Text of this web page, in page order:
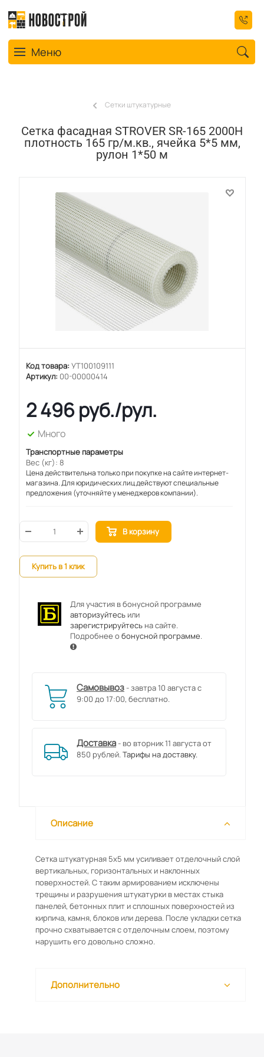
Toggle navigation
Меню
Сетки штукатурные
Сетка фасадная STROVER SR-165 2000Н
плотность 165 гр/м.кв., ячейка 5*5 мм,
рулон 1*50 м
Код товара: УТ100109111
Артикул: 00-00000414
2 496руб./рул.
Много
Транспортные параметры
Вес (кг): 8
Цена действительна только при покупке на сайте интернет-
магазина. Для юридических лиц действуют специальные
предложения (уточняйте у менеджеров компании).
В корзину
Купить в 1 клик
Для участия в бонусной программе
авторизуйтесьили
зарегистрируйтесьна сайте.
Подробнее обонусной программе.
Самовывоз - завтра 10 августа с
9:00 до 17:00, бесплатно.
Доставка - во вторник 11 августа от
850 рублей.Тарифы на доставку.
Описание
Сетка штукатурная 5х5 мм усиливает отделочный слой
вертикальных, горизонтальных и наклонных
поверхностей. С таким армированием исключены
трещины и разрушения штукатурки в местах стыка
панелей, бетонных плит и сплошных поверхностей из
кирпича, камня, блоков или дерева. После укладки сетка
прочно схватывается с отделочным слоем, поэтому
нарушить его довольно сложно.
Дополнительно